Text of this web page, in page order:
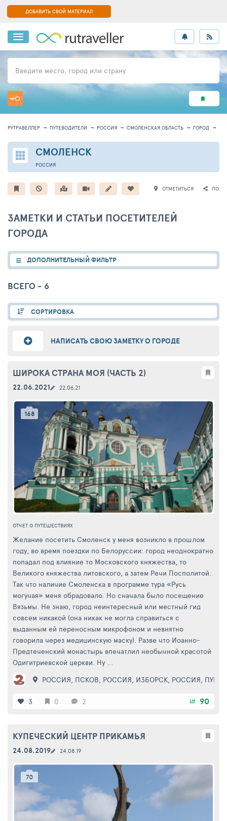
ДОБАВИТЬ СВОЙ МАТЕРИАЛ
Введите место, город или страну
РУТРАВЕЛЛЕР ПУТЕВОДИТЕЛИ РОССИЯ СМОЛЕНСКАЯ ОБЛАСТЬ ГОРОД
СМОЛЕНСК
РОССИЯ
ОТМЕТИТЬСЯ
ЗАМЕТКИ И СТАТЬИ ПОСЕТИТЕЛЕЙ
ГОРОДА
ДОПОЛНИТЕЛЬНЫЙ ФИЛЬТР
ВСЕГО - 6
СОРТИРОВКА
НАПИСАТЬ СВОЮ ЗАМЕТКУ О ГОРОДЕ
ШИРОКА СТРАНА МОЯ (ЧАСТЬ 2)
22.06.21
22.06.2021
168
ОТЧЕТ О ПУТЕШЕСТВИЯХ
Желание посетить Смоленск у меня возникло в прошлом
году, во время поездки по Белоруссии: город неоднократно
попадал под влияние то Московского княжества, то
Великого княжества литовского, а затем Речи Посполитой.
Так что наличие Смоленска в программе тура «Русь
могучая» меня обрадовало. Но сначала было посещение
Вязьмы. Не знаю, город неинтересный или местный гид
совсем никакой (она никак не могла справиться с
выданным ей переносным микрофоном и невнятно
говорила через медицинскую маску). Разве что Иоанно-
Предтеченский монастырь впечатлил необычной красотой
Одигитриевской церкви. Ну ...
РОССИЯ, ПСКОВ, РОССИЯ, ИЗБОРСК, РОССИЯ,
3 0 2 90
КУПЕЧЕСКИЙ ЦЕНТР ПРИКАМЬЯ
24.08.19
24.08.2019
70